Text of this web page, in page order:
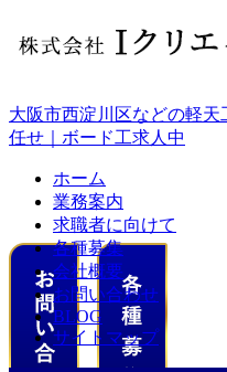
大阪市西淀川区などの軽
任せ｜ボード工求人中
ホーム
業務案内
求職者に向けて
各種募集
会社概要
お問い合わせ
BLOG
サイトマップ